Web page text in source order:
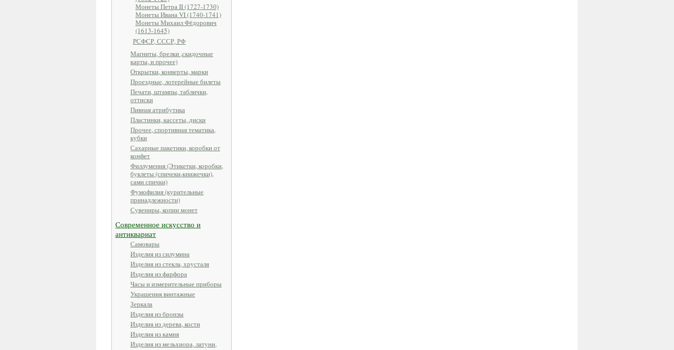
Монеты Петра II (1727-1730)
Монеты Ивана VI (1740-1741)
Монеты Михаил Фёдорович
(1613-1645)
РСФСР, СССР, РФ
Магниты, брелки ,скидочные
карты, и прочее)
Открытки, конверты, марки
Проездные, лотерейные билеты
Печати, штампы, таблички,
оттиски
Пивная атрибутика
Пластинки, кассеты, диски
Прочее, спортивная тематика,
кубки
Сахарные пакетики, коробки от
конфет
Филлумения (Этикетки, коробки,
буклеты (спичеки-книжечки),
сами спички)
Фумофилия (курительные
принадлежности)
Сувениры, копии монет
Современное искусство и
антиквариат
Самовары
Изделия из силумина
Изделия из стекла, хрусталя
Изделия из фарфора
Часы и измерительные приборы
Украшения винтажные
Зеркала
Изделия из бронзы
Изделия из дерева, кости
Изделия из камня
Изделия из мельхиора, латуни,